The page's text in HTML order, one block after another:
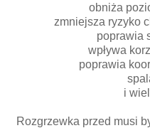
obniża
zmniejsza ryzyko
poprawia
wpływa
poprawia
i
Rozgrzewka przed musi